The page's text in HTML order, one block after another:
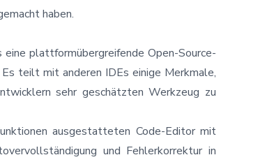
haben.
plattformübergreifende Open-Source-
teilt mit anderen IDEs einige Merkmale,
sehr geschätzten Werkzeug zu
ausgestatteten Code-Editor mit
und Fehlerkorrektur in